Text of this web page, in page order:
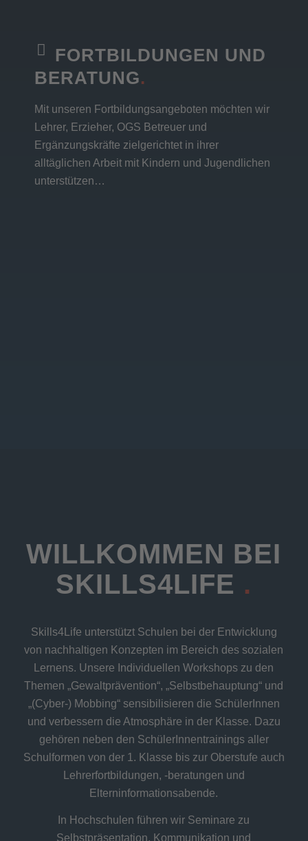
FORTBILDUNGEN UND
BERATUNG.
Mit unseren Fortbildungsangeboten möchten wir
Lehrer, Erzieher, OGS Betreuer und
Ergänzungskräfte zielgerichtet in ihrer
alltäglichen Arbeit mit Kindern und Jugendlichen
unterstützen…
WILLKOMMEN BEI
SKILLS4LIFE .
Skills4Life unterstützt Schulen bei der Entwicklung
von nachhaltigen Konzepten im Bereich des sozialen
Lernens. Unsere Individuellen Workshops zu den
Themen „Gewaltprävention“, „Selbstbehauptung“ und
„(Cyber-) Mobbing“ sensibilisieren die SchülerInnen
und verbessern die Atmosphäre in der Klasse. Dazu
gehören neben den SchülerInnentrainings aller
Schulformen von der 1. Klasse bis zur Oberstufe auch
Lehrerfortbildungen, -beratungen und
Elterninformationsabende.
In Hochschulen führen wir Seminare zu
Selbstpräsentation, Kommunikation und